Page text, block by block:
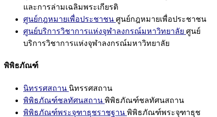
และการล่ามเฉลิมพระเกียรติ
ศูนย์กฎหมายเพื่อประชาชน ศูนย์กฎหมายเพื่อประชาชน
ศูนย์บริการวิชาการแห่งจุฬาลงกรณ์มหาวิทยาลัย ศูนย์
บริการวิชาการแห่งจุฬาลงกรณ์มหาวิทยาลัย
พิพิธภัณฑ์
นิทรรศสถาน นิทรรศสถาน
พิพิธภัณฑ์ชลทัศนสถาน พิพิธภัณฑ์ชลทัศนสถาน
พิพิธภัณฑ์พระจุฑาธุชราชฐาน พิพิธภัณฑ์พระจุฑาธุช